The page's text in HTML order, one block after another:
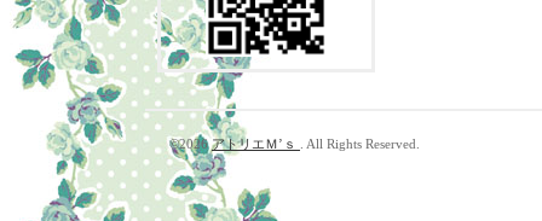
©2026アトリエＭ’ｓ . All Rights Reserved.